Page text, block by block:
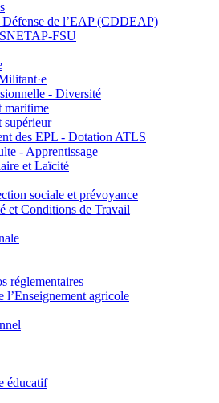
de l’EAP (CDDEAP)
FSU
- Diversité
maritime
supérieur
des EPL - Dotation ATLS
- Apprentissage
et Laïcité
sociale et prévoyance
et Conditions de Travail
réglementaires
l’Enseignement agricole
éducatif